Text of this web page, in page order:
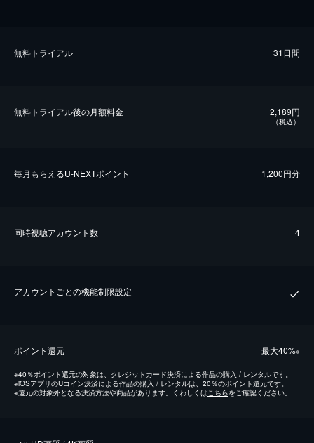
無料トライアル 31日間
無料トライアル後の⽉額料金 2,189円
（税込）
毎⽉もらえるU-NEXTポイント 1,200円分
同時視聴アカウント数 4
アカウントごとの機能制限設定
ポイント還元 最⼤40%※
※40％ポイント還元の対象は、クレジットカード決済による作品の購入 / レンタルです。
※iOSアプリのUコイン決済による作品の購入 / レンタルは、20％のポイント還元です。
※還元の対象外となる決済方法や商品があります。くわしくは こちらをご確認ください。